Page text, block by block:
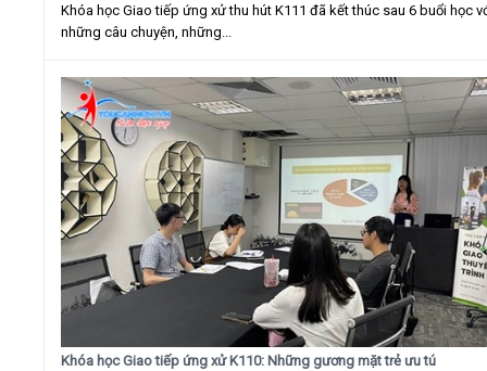
Khóa học Giao tiếp ứng xử thu hút K111 đã kết thúc sau 6 buổi học
những câu chuyện, những...
Khóa học Giao tiếp ứng xử K110: Những gương mặt trẻ ưu tú